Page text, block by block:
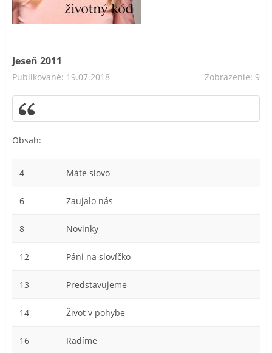
Jeseň 2011
Publikované: 19.07.2018 Zobrazenie: 9
Obsah:
4 Máte slovo
6 Zaujalo nás
8 Novinky
12 Páni na slovíčko
13 Predstavujeme
14 Život v pohybe
16 Radíme